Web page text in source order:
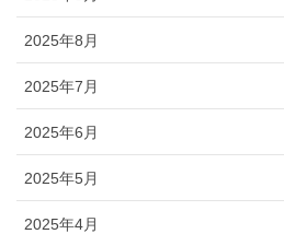
2025年8月
2025年7月
2025年6月
2025年5月
2025年4月